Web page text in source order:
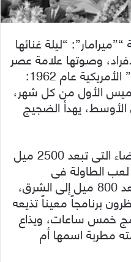
“ليلة غنائها
وصوتها علامة عصر
بأكمله”، وتقول مجلة “لايف” الأمريكية عام 1962:
الأول من كل شهر،
يهدأ الضجيج
وتتابع المجلة “وفى الدار البيضاء التى تبعد 2500 ميل
الطاولة فى
المقاهي، وفى بغداد التى تبعد 800 ميل إلى الشرق،
برنامجاً معيناً تذيعه
خمس ساعات، ويذاع
مطربة اسمها أم